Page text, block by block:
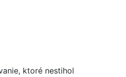
ktoré nestihol